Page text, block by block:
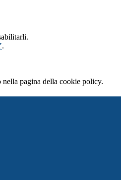
.
nella pagina della cookie policy.